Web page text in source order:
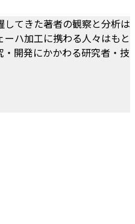
てきた著者の観察と分析は
ハ加工に携わる人々はもと
開発にかかわる研究者・技